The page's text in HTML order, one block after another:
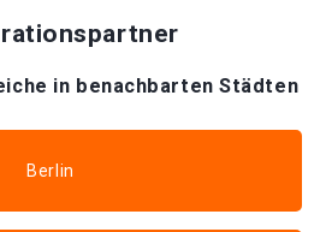
in benachbarten Städten
Berlin